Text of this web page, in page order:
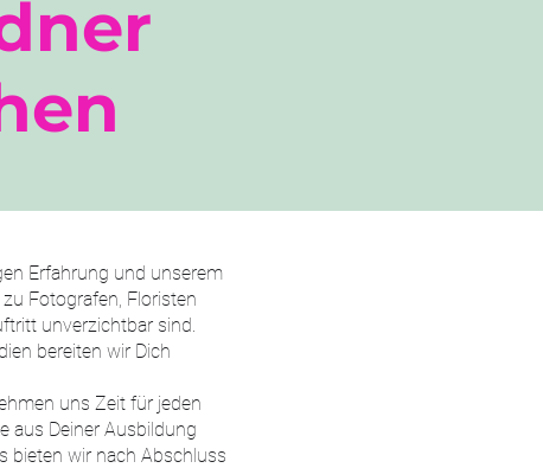
Erfahrung und unserem
Fotografen, Floristen
unverzichtbar sind.
bereiten wir Dich
uns Zeit für jeden
aus Deiner Ausbildung
bieten wir nach Abschluss